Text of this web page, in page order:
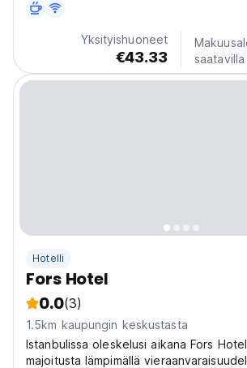
Yksityishuoneet
€43.33
saatavilla
Hotelli
Fors Hotel
0.0(3)
1.5km kaupungin keskustasta
Istanbulissa oleskelusi aikana Fors
majoitusta lämpimällä